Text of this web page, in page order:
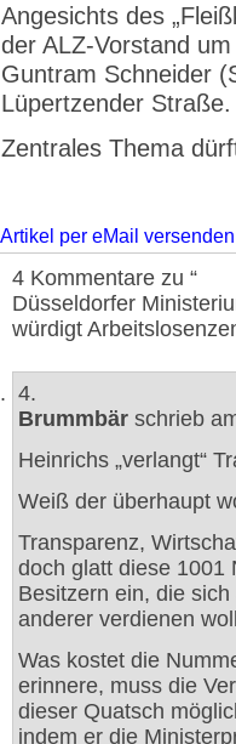
Angesichts des
der ALZ-Vorstand
Guntram Schneider
Lüpertzender Straße.
Zentrales Thema
Artikel per eMail versenden
4 Kommentare zu “
Düsseldorfer
würdigt
4.
Brummbär schrieb
Heinrichs „verlangt“
Weiß der überhaupt
Transparenz,
doch glatt diese 1001
Besitzern ein, die
anderer verdienen
Was kostet die
erinnere, muss die
dieser Quatsch
indem er die